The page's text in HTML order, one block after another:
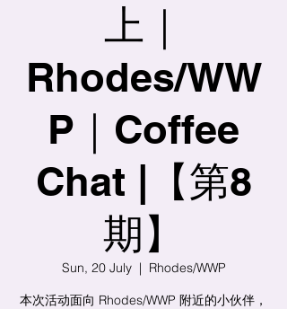
上｜
Rhodes/WW
P｜Coffee
Chat |【第8
期】
Sun, 20 July
  |
Rhodes/WWP
本次活动面向 Rhodes/WWP 附近的小伙伴，